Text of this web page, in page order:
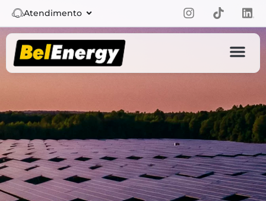
Atendimento